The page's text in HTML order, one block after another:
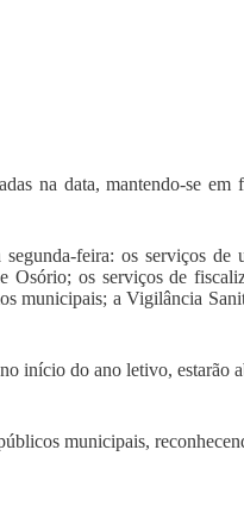
na data, mantendo-se em
feira: os serviços de
os serviços de
municipais; a Vigilância
início do ano letivo, estarão
municipais,